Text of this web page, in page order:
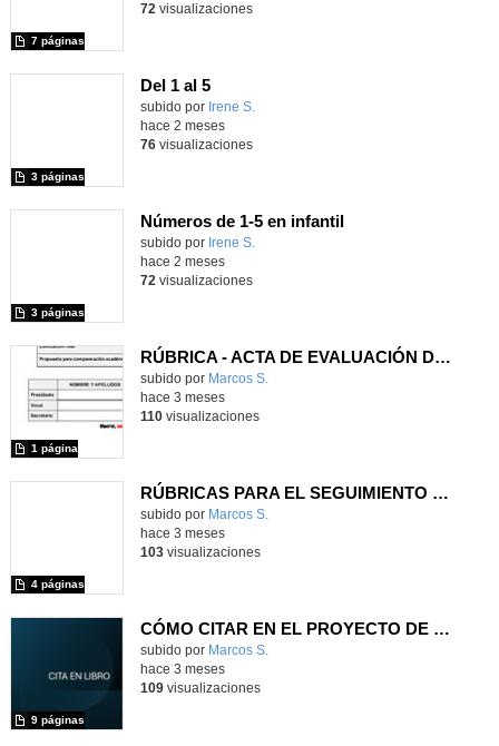
7 páginas
72 visualizaciones
Del 1 al 5
Contenido educativo.
subido por Irene S.
3 páginas
hace 2 meses
76visualizaciones
Números de 1-5 en infantil
Contenido educativo.
subido por Irene S.
3 páginas
hace 2 meses
72 visualizaciones
RÚBRICA - ACTA DE EVALUACIÓN DE LA DEFENSA (TRIBUNAL)
Contenido educativo.
subido por Marcos S.
1 página
hace 3 meses
110visualizaciones
RÚBRICAS PARA EL SEGUIMIENTO DE LOS PROYECTOS DE INVESTIGACIÓN
Contenido educativo.
subido por Marcos S.
4 páginas
hace 3 meses
103visualizaciones
CÓMO CITAR EN EL PROYECTO DE INVESTIGACIÓN DE 1.º DE BACHILLERATO
Contenido educativo.
subido por Marcos S.
9 páginas
hace 3 meses
109visualizaciones